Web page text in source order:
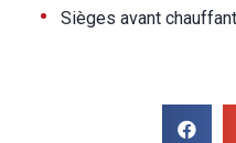
• Sièges avant